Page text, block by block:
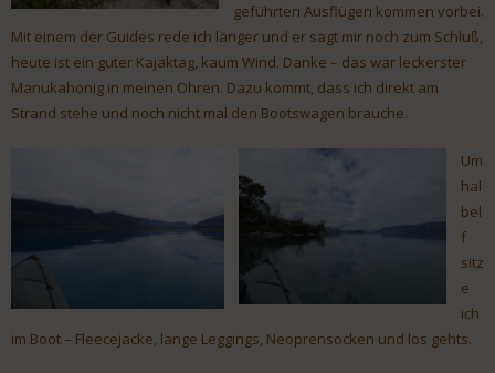
geführten Ausflügen kommen vorbei.
Mit einem der Guides rede ich länger und er sagt mir noch zum Schluß,
heute ist ein guter Kajaktag, kaum Wind. Danke – das war leckerster
Manukahonig in meinen Ohren. Dazu kommt, dass ich direkt am
Strand stehe und noch nicht mal den Bootswagen brauche.
Um
hal
bel
f
sitz
e
ich
im Boot – Fleecejacke, lange Leggings, Neoprensocken und los gehts.